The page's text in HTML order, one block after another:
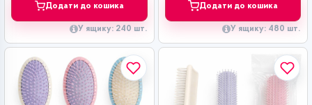
Додати до кошика
У ящику: 240 шт.
Додати до кошика
У ящику: 480 шт.